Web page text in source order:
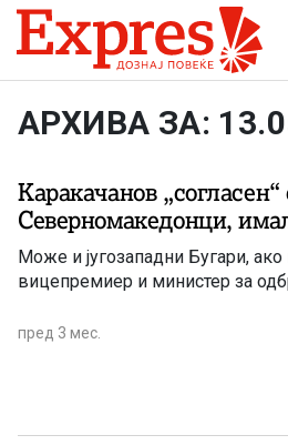
Skip to content
АРХИВА ЗА:
Каракачанов
Северномакедонци,
Може и југозападни Бугари,
вицепремиер и министер за
пред 3 мес.